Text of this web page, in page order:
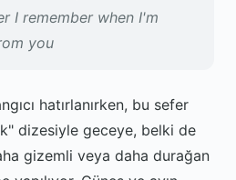
I remember when I'm
you
hatırlanırken, bu sefer
dizesiyle geceye, belki de
gizemli veya daha durağan